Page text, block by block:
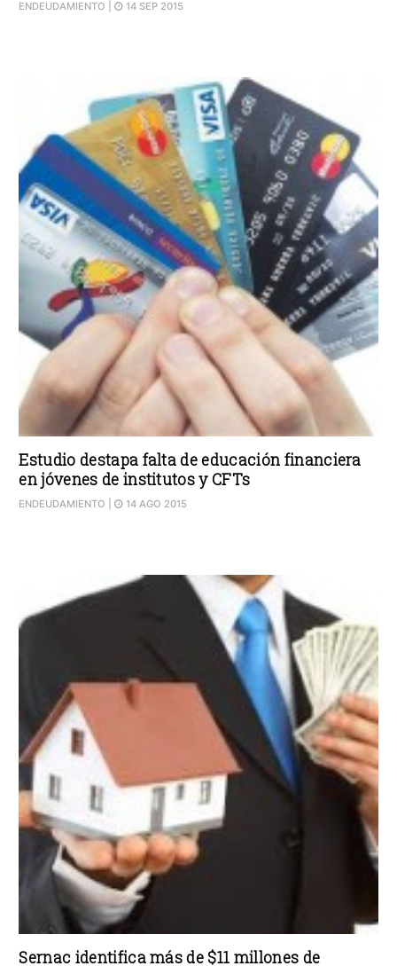
ENDEUDAMIENTO | 14 SEP 2015
Estudio destapa falta de educación financiera
en jóvenes de institutos y CFTs
ENDEUDAMIENTO | 14 AGO 2015
Sernac identifica más de $11 millones de